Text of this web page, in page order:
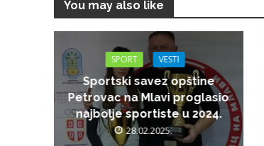
You may also like
SPORT VESTI
Sportski savez opštine
Petrovac na Mlavi proglasio
najbolje sportiste u 2024.
28.02.2025.